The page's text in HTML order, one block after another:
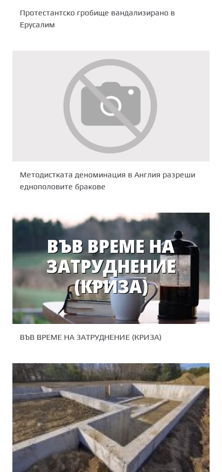
Протестантско гробище вандализирано в
Ерусалим
Методистката деноминация в Англия разреши
еднополовите бракове
ВЪВ ВРЕМЕ НА ЗАТРУДНЕНИЕ (КРИЗА)